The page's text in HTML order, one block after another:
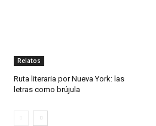
Relatos
Ruta literaria por Nueva York: las
letras como brújula